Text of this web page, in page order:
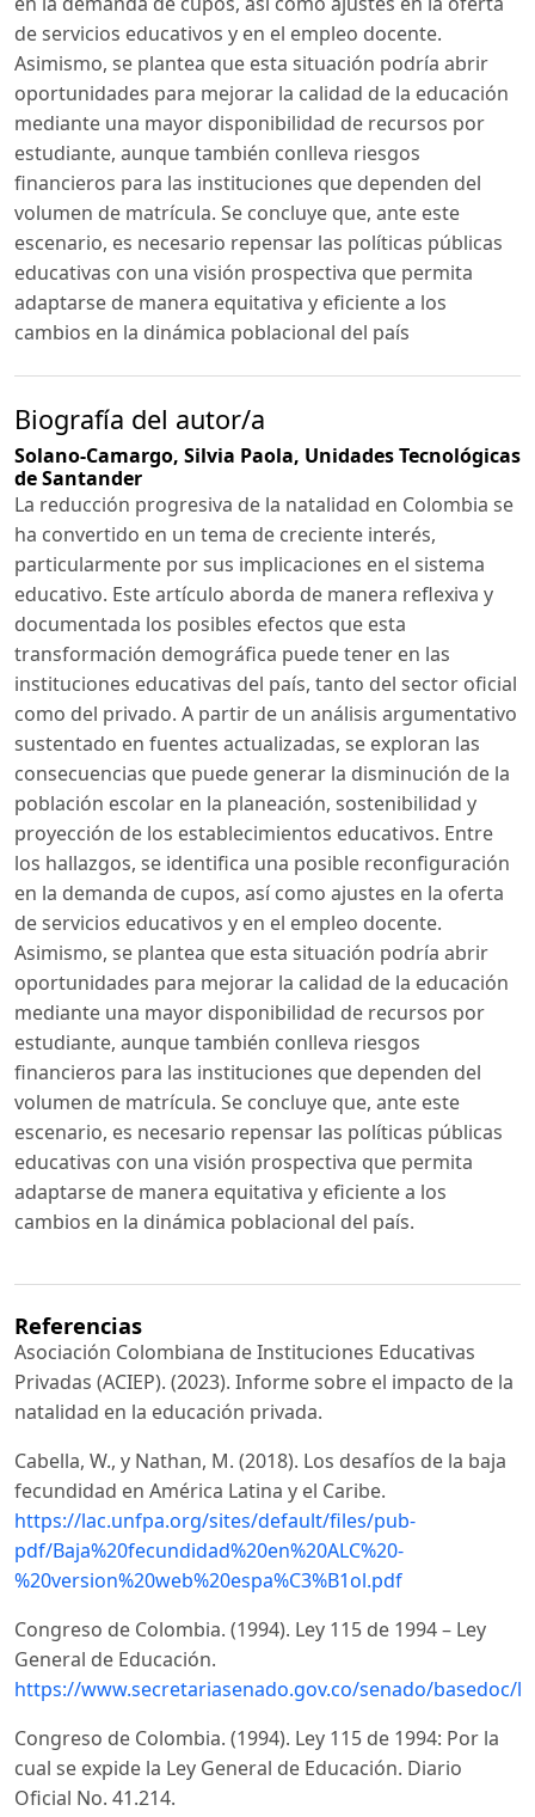
de servicios educativos y en el empleo docente.
Asimismo, se plantea que esta situación podría abrir
oportunidades para mejorar la calidad de la educación
mediante una mayor disponibilidad de recursos por
estudiante, aunque también conlleva riesgos
financieros para las instituciones que dependen del
volumen de matrícula. Se concluye que, ante este
escenario, es necesario repensar las políticas públicas
educativas con una visión prospectiva que permita
adaptarse de manera equitativa y eficiente a los
cambios en la dinámica poblacional del país
Biografía del autor/a
Solano-Camargo, Silvia Paola, Unidades Tecnológicas
de Santander
La reducción progresiva de la natalidad en Colombia se
ha convertido en un tema de creciente interés,
particularmente por sus implicaciones en el sistema
educativo. Este artículo aborda de manera reflexiva y
documentada los posibles efectos que esta
transformación demográfica puede tener en las
instituciones educativas del país, tanto del sector oficial
como del privado. A partir de un análisis argumentativo
sustentado en fuentes actualizadas, se exploran las
consecuencias que puede generar la disminución de la
población escolar en la planeación, sostenibilidad y
proyección de los establecimientos educativos. Entre
los hallazgos, se identifica una posible reconfiguración
en la demanda de cupos, así como ajustes en la oferta
de servicios educativos y en el empleo docente.
Asimismo, se plantea que esta situación podría abrir
oportunidades para mejorar la calidad de la educación
mediante una mayor disponibilidad de recursos por
estudiante, aunque también conlleva riesgos
financieros para las instituciones que dependen del
volumen de matrícula. Se concluye que, ante este
escenario, es necesario repensar las políticas públicas
educativas con una visión prospectiva que permita
adaptarse de manera equitativa y eficiente a los
cambios en la dinámica poblacional del país.
Referencias
Asociación Colombiana de Instituciones Educativas
Privadas (ACIEP). (2023). Informe sobre el impacto de la
natalidad en la educación privada.
Cabella, W., y Nathan, M. (2018). Los desafíos de la baja
fecundidad en América Latina y el Caribe.
https://lac.unfpa.org/sites/default/files/pub-
pdf/Baja%20fecundidad%20en%20ALC%20-
%20version%20web%20espa%C3%B1ol.pdf
Congreso de Colombia. (1994). Ley 115 de 1994 – Ley
General de Educación.
https://www.secretariasenado.gov.co/senado/basedoc/
Congreso de Colombia. (1994). Ley 115 de 1994: Por la
cual se expide la Ley General de Educación. Diario
Oficial No. 41.214.